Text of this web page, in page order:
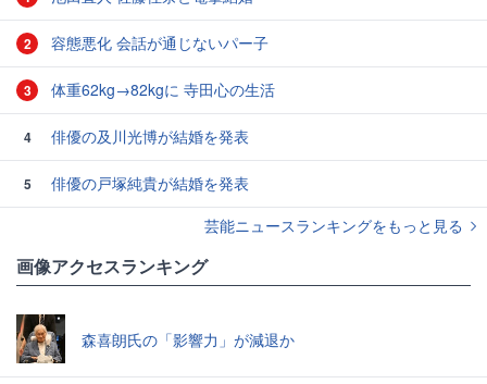
2 容態悪化 会話が通じないパー子
3 体重62kg→82kgに 寺田心の生活
4 俳優の及川光博が結婚を発表
5
俳優の戸塚純貴が結婚を発表
芸能ニュースランキングをもっと見る
画像アクセスランキング
森喜朗氏の「影響力」が減退か